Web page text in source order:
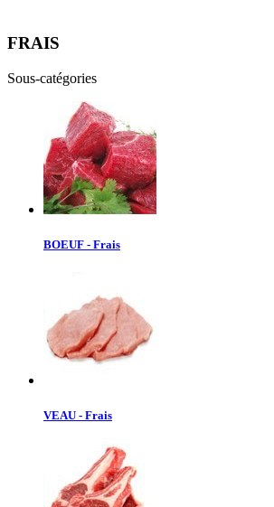
FRAIS
Sous-catégories
BOEUF - Frais
VEAU - Frais